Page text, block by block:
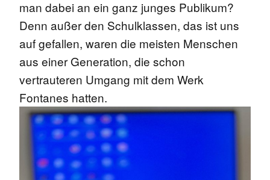
man dabei an ein ganz junges Publikum?
Denn außer den Schulklassen, das ist uns
auf gefallen, waren die meisten Menschen
aus einer Generation, die schon
vertrauteren Umgang mit dem Werk
Fontanes hatten.